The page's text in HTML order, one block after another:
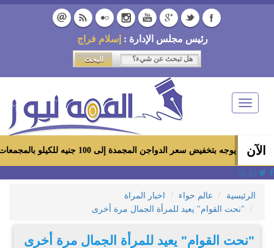
رئيس مجلس الإدارة : إسلام فراج
Toggle
navigation
الآن
سعر الدواجن المجمدة إلى 100 جنيه للكيلو بالمجمعات الاستهلاكية ومعارض «أهلاً رمضان»
الرئيسية عالم حواء
اخبار المراة
"نحت القوام" يعيد للمرأة الجمال مرة أخرى
"نحت القوام" يعيد للمرأة الجمال مرة أخرى